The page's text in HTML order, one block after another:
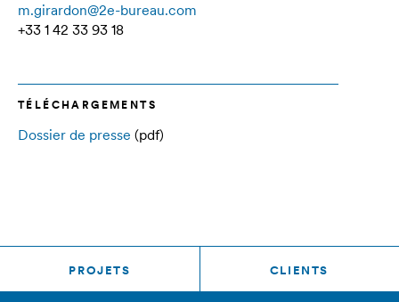
m.girardon@2e-bureau.com
+33 1 42 33 93 18
TÉLÉCHARGEMENTS
Dossier de presse (pdf)
PROJETS CLIENTS